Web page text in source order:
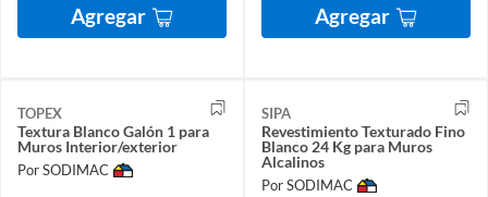
Agregar Agregar
TOPEX
Textura Blanco Galón 1 para
Muros Interior/exterior
Por SODIMAC
SIPA
Revestimiento Texturado Fino
Blanco 24 Kg para Muros
Alcalinos
Por SODIMAC